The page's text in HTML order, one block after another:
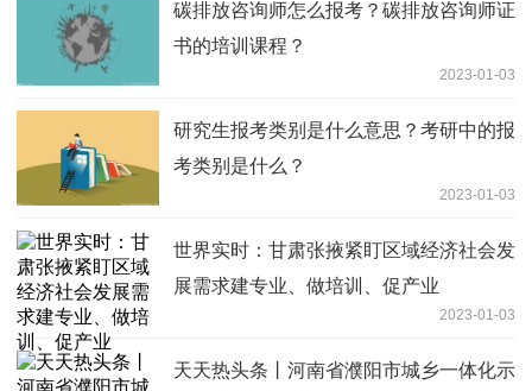
碳排放咨询师怎么报考？碳排放咨询师证
书的培训课程？
2023-01-03
研究生报考类别是什么意思？考研中的报
考类别是什么？
2023-01-03
世界实时：甘肃张掖紧盯区域经济社会发
展需求建专业、做培训、促产业
2023-01-03
天天热头条丨河南省濮阳市城乡一体化示